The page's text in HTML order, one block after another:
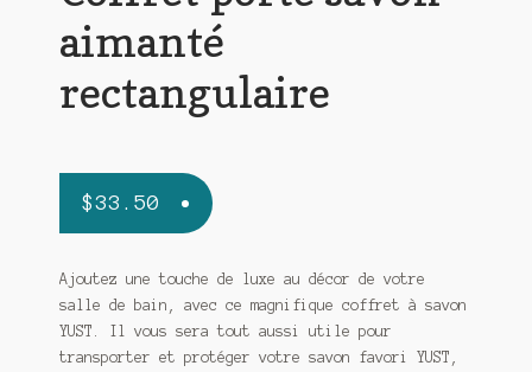
aimanté
rectangulaire
$33.50
Ajoutez une touche de luxe au décor de votre
salle de bain, avec ce magnifique coffret à savon
YUST. Il vous sera tout aussi utile pour
transporter et protéger votre savon favori YUST,